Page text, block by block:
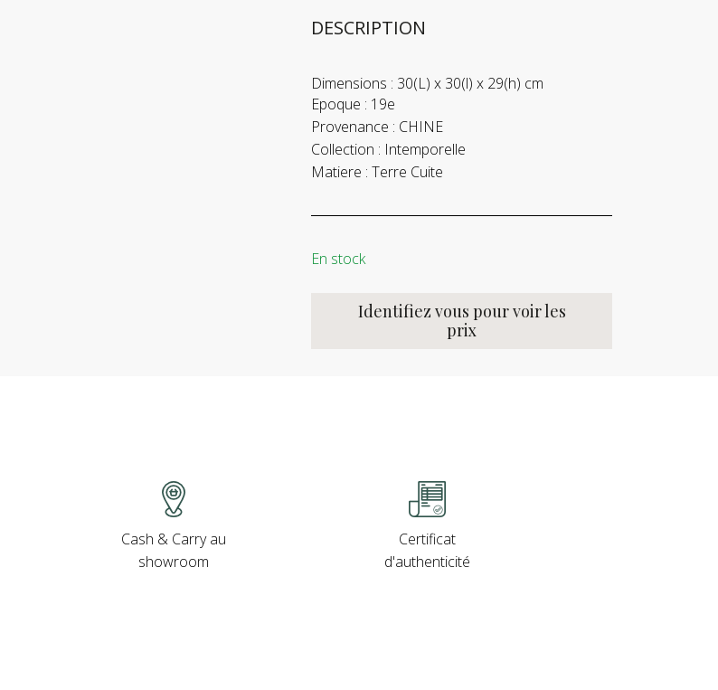
DESCRIPTION
Dimensions : 30(L) x 30(l) x 29(h) cm
Epoque : 19e
Provenance : CHINE
Collection : Intemporelle
Matiere : Terre Cuite
En stock
Identifiez vous pour voir les
prix
Cash & Carry au
showroom
Certificat
d'authenticité